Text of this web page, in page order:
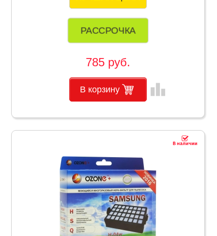
РАССРОЧКА
785 руб.
В корзину leaderboard